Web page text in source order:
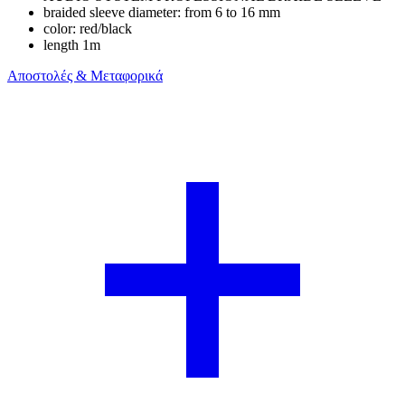
braided sleeve diameter: from 6 to 16 mm
color: red/black
length 1m
Αποστολές & Μεταφορικά